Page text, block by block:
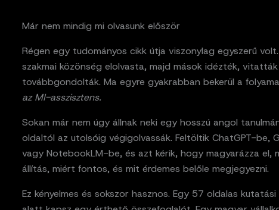
Már nem mindig mi olvasunk először
Régen egy tudományos cikk útja viszonylag egyszerű
szakmai közönség elolvasta, majd mások idézték,
továbbgondolták. Ma egyre gyakrabban bekerül a
az MI-asszisztens.
Sokan már nem úgy állnak neki egy hosszú angol
oldaltól az utolsóig végigolvassák. Feltöltik ChatGPT-be,
vagy NotebookLM-be, és azt kérik, hogy magyarázza el,
állítás, miért fontos, és mit érdemes belőle megjegyezni.
Ez kényelmes és sokszor hasznos. Egy 57 oldalas